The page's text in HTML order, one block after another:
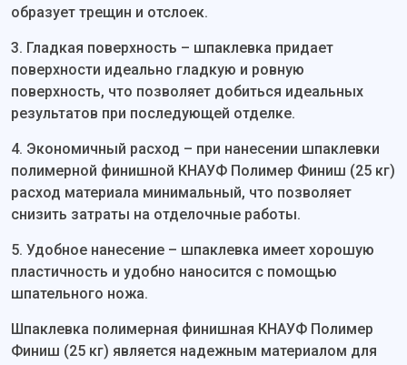
образует трещин и отслоек.
3. Гладкая поверхность – шпаклевка придает
поверхности идеально гладкую и ровную
поверхность, что позволяет добиться идеальных
результатов при последующей отделке.
4. Экономичный расход – при нанесении шпаклевки
полимерной финишной КНАУФ Полимер Финиш (25 кг)
расход материала минимальный, что позволяет
снизить затраты на отделочные работы.
5. Удобное нанесение – шпаклевка имеет хорошую
пластичность и удобно наносится с помощью
шпательного ножа.
Шпаклевка полимерная финишная КНАУФ Полимер
Финиш (25 кг) является надежным материалом для